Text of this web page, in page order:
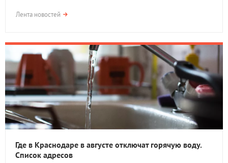
Лента новостей
Где в Краснодаре в августе отключат горячую воду.
Список адресов